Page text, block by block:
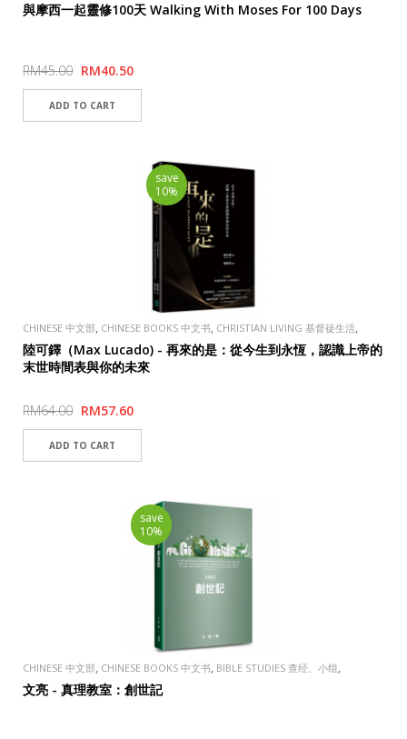
TAOSHENG, TAIWAN 道聲出版社
與摩西一起靈修100天 Walking With Moses For 100 Days
RM45.00 RM40.50
save
10%
CHINESE 中文部, CHINESE BOOKS 中文书, CHRISTIAN LIVING 基督徒生活,
PUBLISHER,TAOSHENG, TAIWAN 道聲出版社
陸可鐸（Max Lucado) - 再來的是：從今生到永恆，認識上帝的
末世時間表與你的未來
RM64.00 RM57.60
save
10%
CHINESE 中文部, CHINESE BOOKS 中文书, BIBLE STUDIES 查经、小组,
PUBLISHER,TAOSHENG, TAIWAN 道聲出版社
文亮 - 真理教室：創世記